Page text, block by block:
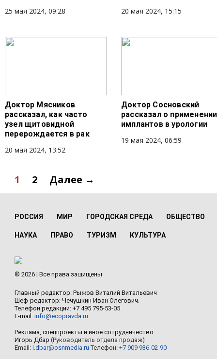
25 мая 2024, 09:28
20 мая 2024, 15:15
Доктор Мясников
рассказал, как часто
узел щитовидной
перерождается в рак
20 мая 2024, 13:52
Доктор Сосновский
рассказал о применении
имплантов в урологии
19 мая 2024, 06:59
1 2 Далее →
РОССИЯ МИР ГОРОДСКАЯ СРЕДА ОБЩЕСТВО
НАУКА ПРАВО ТУРИЗМ КУЛЬТУРА
© 2026 | Все права защищены
Главный редактор: Рыжов Виталий Витальевич
Шеф-редактор: Чечушкин Иван Олегович.
Телефон редакции: +7 495 795-53-05
E-mail: info@ecopravda.ru
Реклама, спецпроекты и иное сотрудничество:
Игорь Дбар (Руководитель отдела продаж)
Email: i.dbar@osnmedia.ru Телефон: +7 909 936-02-90